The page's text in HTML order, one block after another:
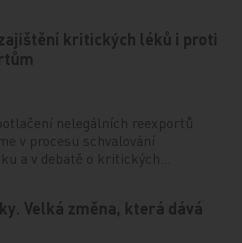
kritických léků i proti
nelegálních reexportů
v procesu schvalování
a v debatě o kritických…
Velká změna, která dává